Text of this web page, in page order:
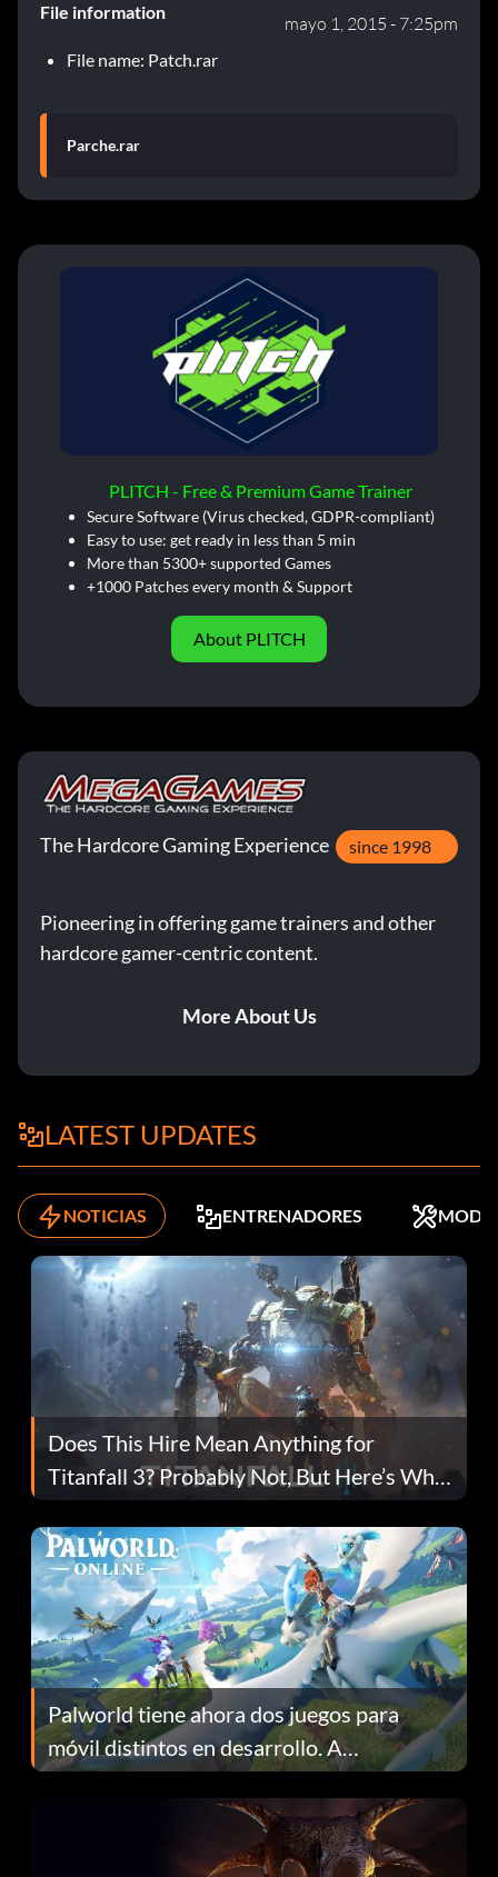
File information
mayo 1, 2015 - 7:25pm
File name: Patch.rar
Parche.rar
PLITCH - Free & Premium Game Trainer
Secure Software (Virus checked, GDPR-compliant)
Easy to use: get ready in less than 5 min
More than 5300+ supported Games
+1000 Patches every month & Support
About PLITCH
The Hardcore Gaming Experience since 1998
Pioneering in offering game trainers and other
hardcore gamer-centric content.
More About Us
LATEST UPDATES
NOTICIAS ENTRENADORES MODS
Does This Hire Mean Anything for
Titanfall 3? Probably Not, But Here’s Why
Fans Are Hopeful
Palworld tiene ahora dos juegos para
móvil distintos en desarrollo. A
continuación te explicamos por qué.